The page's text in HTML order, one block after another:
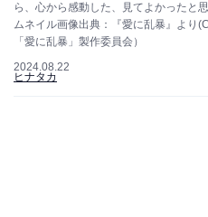
ら、心から感動した、見てよかったと
ムネイル画像出典：『愛に乱暴』よ
「愛に乱暴」製作委員会）
2024.08.22
ヒナタカ